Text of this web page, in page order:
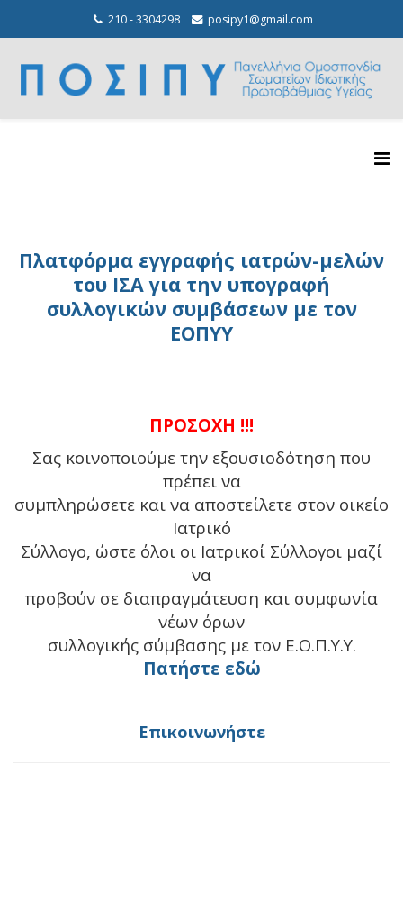
210 - 3304298 posipy1@gmail.com
Πλατφόρμα εγγραφής ιατρών-μελών
του ΙΣΑ για την υπογραφή
συλλογικών συμβάσεων με τον
ΕΟΠΥΥ
ΠΡΟΣΟΧΗ !!!
Σας κοινοποιούμε την εξουσιοδότηση που
πρέπει να
συμπληρώσετε και να αποστείλετε στον οικείο
Ιατρικό
Σύλλογο, ώστε όλοι οι Ιατρικοί Σύλλογοι μαζί
να
προβούν σε διαπραγμάτευση και συμφωνία
νέων όρων
συλλογικής σύμβασης με τον Ε.Ο.Π.Υ.Υ.
Πατήστε εδώ
Επικοινωνήστε